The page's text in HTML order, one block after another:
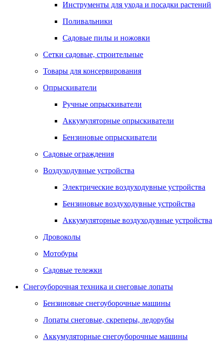
Инструменты для ухода и посадки растений
Поливальники
Садовые пилы и ножовки
Сетки садовые, строительные
Товары для консервирования
Опрыскиватели
Ручные опрыскиватели
Аккумуляторные опрыскиватели
Бензиновые опрыскиватели
Садовые ограждения
Воздуходувные устройства
Электрические воздуходувные устройства
Бензиновые воздуходувные устройства
Аккумуляторные воздуходувные устройства
Дровоколы
Мотобуры
Садовые тележки
Снегоуборочная техника и снеговые лопаты
Бензиновые снегоуборочные машины
Лопаты снеговые, скреперы, ледорубы
Аккумуляторные снегоуборочные машины